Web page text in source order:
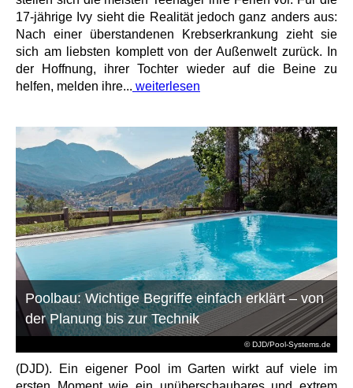
17-jährige Ivy sieht die Realität jedoch ganz anders aus:
Nach einer überstandenen Krebserkrankung zieht sie
sich am liebsten komplett von der Außenwelt zurück. In
der Hoffnung, ihrer Tochter wieder auf die Beine zu
helfen, melden ihre... weiterlesen
© DJD/Pool-Systems.de
Poolbau: Wichtige Begriffe einfach erklärt – von
der Planung bis zur Technik
(DJD). Ein eigener Pool im Garten wirkt auf viele im